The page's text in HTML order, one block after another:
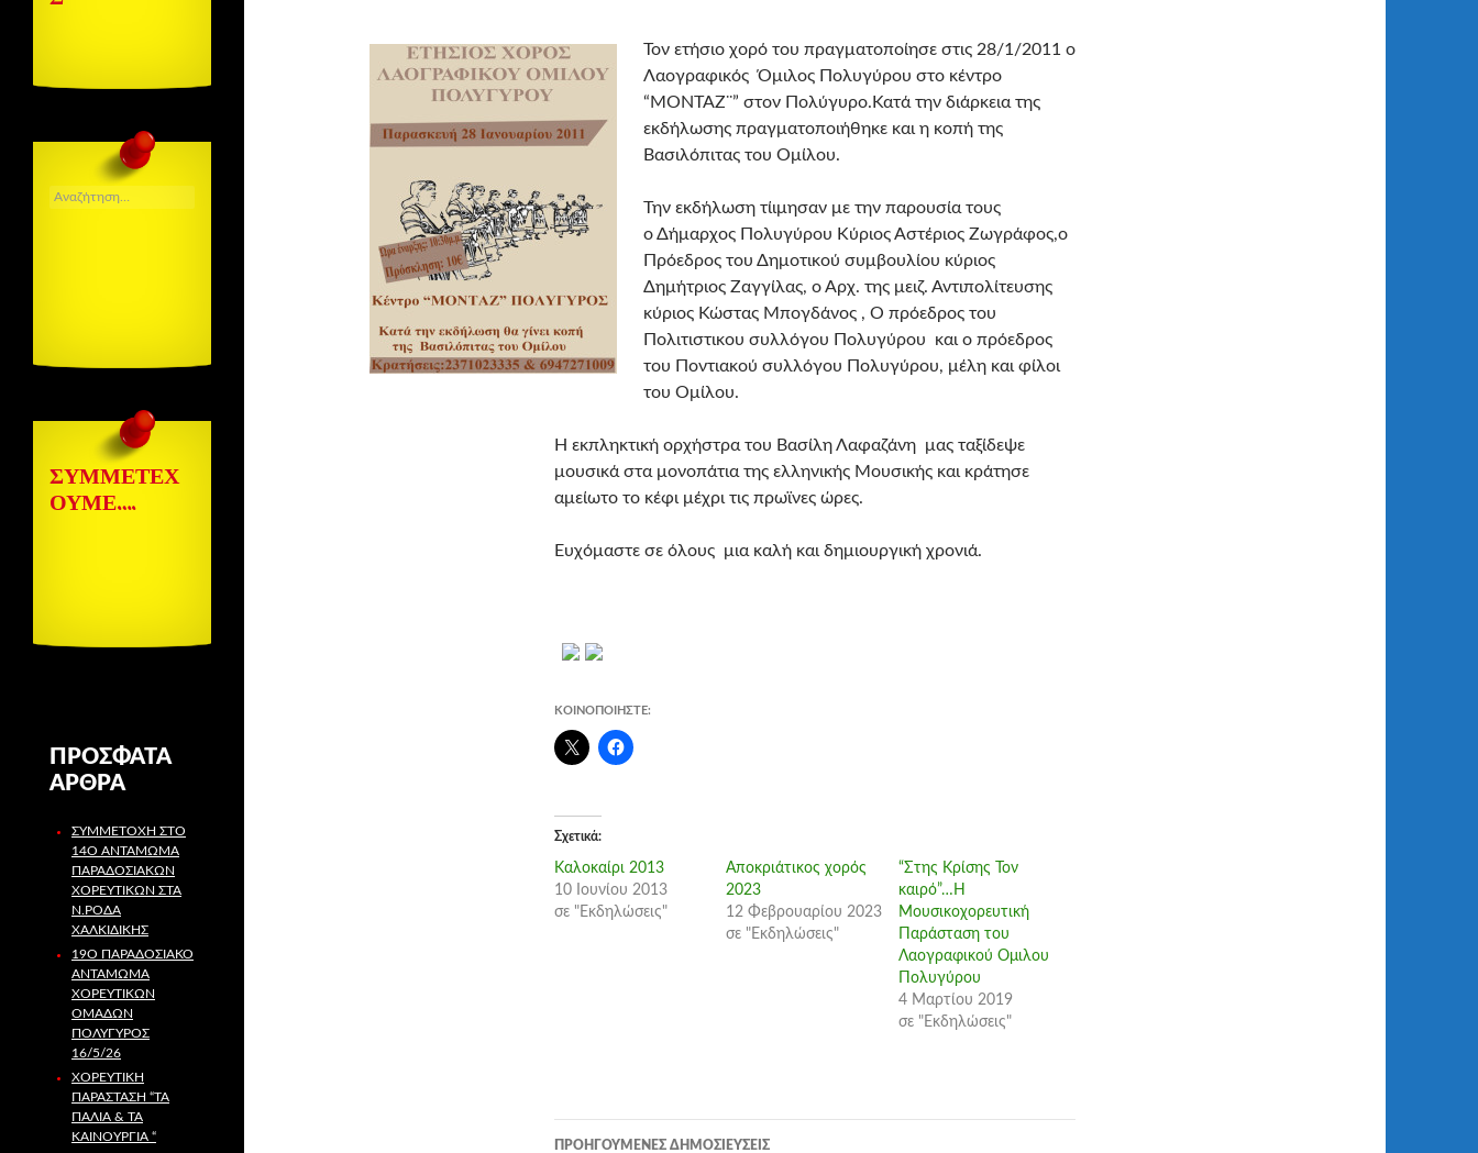
Τον ετήσιο χορό του πραγματοποίησε στις 28/1/2011 ο
Λαογραφικός Όμιλος Πολυγύρου στο κέντρο
“ΜΟΝΤΑΖ¨” στον Πολύγυρο.Κατά την διάρκεια της
εκδήλωσης πραγματοποιήθηκε και η κοπή της
Βασιλόπιτας του Ομίλου.
Την εκδήλωση τίιμησαν με την παρουσία τους
ο Δήμαρχος Πολυγύρου Κύριος Αστέριος Ζωγράφος,ο
Πρόεδρος του Δημοτικού συμβουλίου κύριος
Δημήτριος Ζαγγίλας, ο Αρχ. της μειζ. Αντιπολίτευσης
κύριος Κώστας Μπογδάνος , Ο πρόεδρος του
Πολιτιστικου συλλόγου Πολυγύρου και ο πρόεδρος
του Ποντιακού συλλόγου Πολυγύρου, μέλη και φίλοι
του Ομίλου.
Η εκπληκτική ορχήστρα του Βασίλη Λαφαζάνη μας ταξίδεψε
μουσικά στα μονοπάτια της ελληνικής Μουσικής και κράτησε
αμείωτο το κέφι μέχρι τις πρωϊνες ώρες.
Ευχόμαστε σε όλους μια καλή και δημιουργική χρονιά.
ΚΟΙΝΟΠΟΙΉΣΤΕ:
Σχετικά
Καλοκαίρι 2013
10 Ιουνίου 2013
σε "Εκδηλώσεις"
Αποκριάτικος χορός
2023
12 Φεβρουαρίου 2023
σε "Εκδηλώσεις"
“Στης Κρίσης Τον
καιρό”…Η
Μουσικοχορευτική
Παράσταση του
Λαογραφικού Ομιλου
Πολυγύρου
4 Μαρτίου 2019
σε "Εκδηλώσεις"
Πλοήγηση
ΠΡΟΗΓΟΎΜΕΝΕΣ ΔΗΜΟΣΙΕΎΣΕΙΣ
ΓΙΑ:
ΣΥΜΜΕΤΈΧ
ΟΥΜΕ….
ΠΡΌΣΦΑΤΑ
ΆΡΘΡΑ
ΣΥΜΜΕΤΟΧΉ ΣΤΟ
14Ο ΑΝΤΆΜΩΜΑ
ΠΑΡΑΔΟΣΙΑΚΏΝ
ΧΟΡΕΥΤΙΚΏΝ ΣΤΑ
Ν.ΡΌΔΑ
ΧΑΛΚΙΔΙΚΉΣ
19Ο ΠΑΡΑΔΟΣΙΑΚΌ
ΑΝΤΆΜΩΜΑ
ΧΟΡΕΥΤΙΚΏΝ
ΟΜΆΔΩΝ
ΠΟΛΎΓΥΡΟΣ
16/5/26
ΧΟΡΕΥΤΙΚΉ
ΠΑΡΆΣΤΑΣΗ “ΤΑ
ΠΑΛΙΆ & ΤΑ
ΚΑΙΝΟΎΡΓΙΑ “